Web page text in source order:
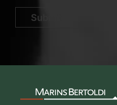
Submit